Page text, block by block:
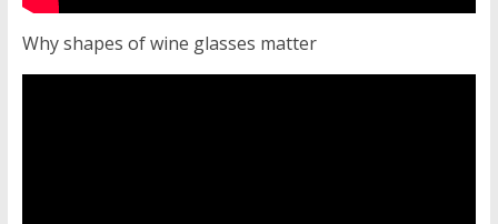
Why shapes of wine glasses matter